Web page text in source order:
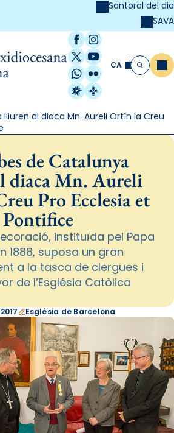
Santoral del dia
SAVA
Facebook
Instagram
X / Twitter
YouTube
WhatsApp
Flickr
Radio Estel
Catalunya
CA Cerca
lliuren al diaca Mn. Aureli Ortín la Creu
de Catalunya
diaca Mn. Aureli
Pro Ecclesia et
Pontifice
instituïda pel Papa
1888, suposa un gran
a la tasca de clergues i
de l’Església Catòlica
Església de Barcelona